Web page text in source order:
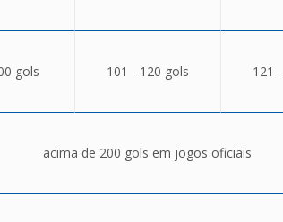
gols 101 - 120 gols 121
acima de 200 gols em jogos oficiais